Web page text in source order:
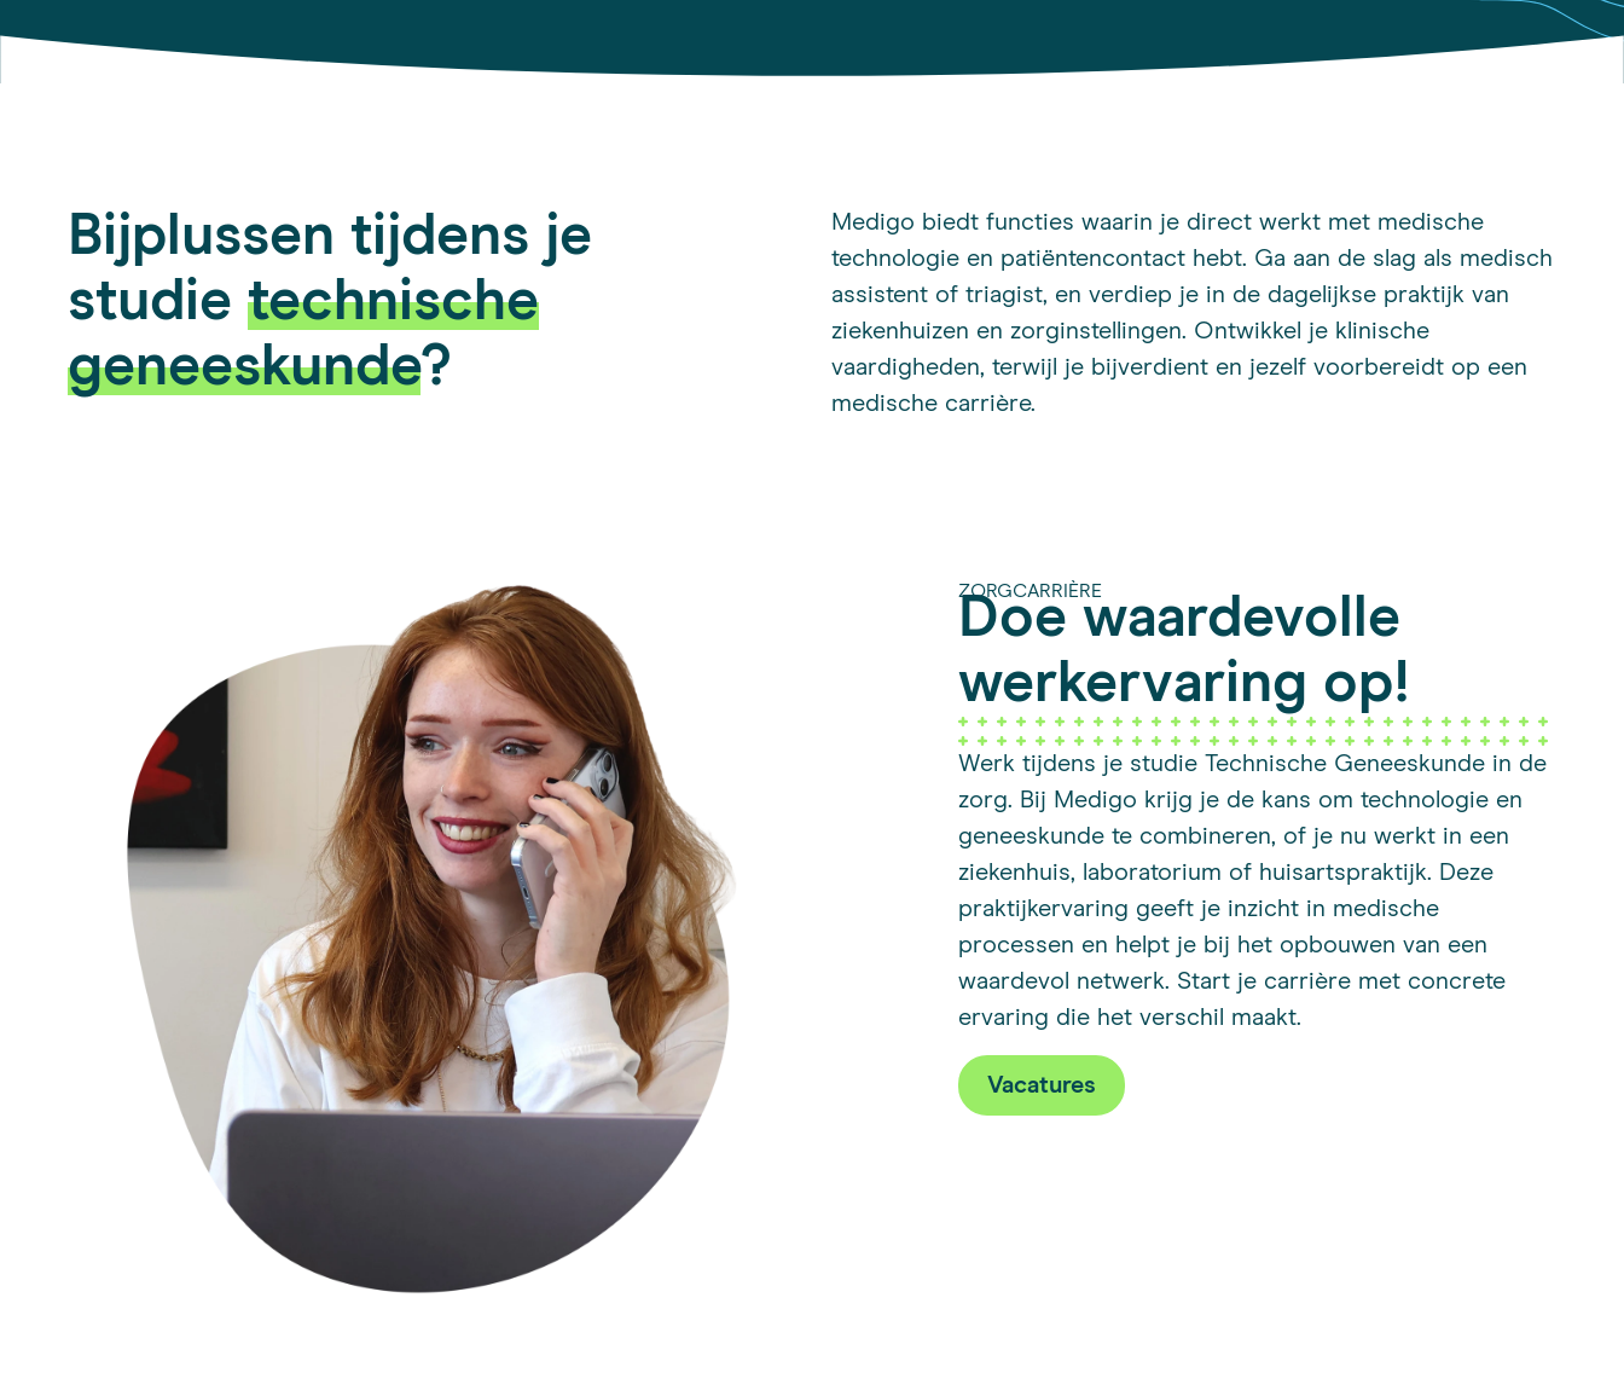
Bijplussen tijdens je
studie technische
geneeskunde?
Medigo biedt functies waarin je direct werkt met medische
technologie en patiëntencontact hebt. Ga aan de slag als medisch
assistent of triagist, en verdiep je in de dagelijkse praktijk van
ziekenhuizen en zorginstellingen. Ontwikkel je klinische
vaardigheden, terwijl je bijverdient en jezelf voorbereidt op een
medische carrière.
ZORGCARRIÈRE
Doe waardevolle
werkervaring op!
Werk tijdens je studie Technische Geneeskunde in de
zorg. Bij Medigo krijg je de kans om technologie en
geneeskunde te combineren, of je nu werkt in een
ziekenhuis, laboratorium of huisartspraktijk. Deze
praktijkervaring geeft je inzicht in medische
processen en helpt je bij het opbouwen van een
waardevol netwerk. Start je carrière met concrete
ervaring die het verschil maakt.
Vacatures